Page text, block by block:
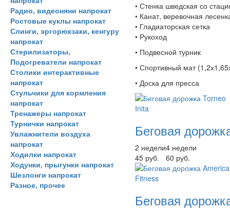
Радио, видеоняни напрокат
Ростовые куклы напрокат
Слинги, эргорюкзаки, кенгуру
напрокат
Стерилизаторы,
Подогреватели напрокат
Столики интерактивные
напрокат
Стульчики для кормления
напрокат
Тренажеры напрокат
Турнички напрокат
Увлажнители воздуха
напрокат
Ходилки напрокат
Ходунки, прыгунки напрокат
Шезлонги напрокат
Разное, прочее
• Стенка шведская со
• Канат, веревочная
• Гладиаторская сетка
• Рукоход
• Подвесной турник
• Спортивный мат
• Доска для пресса
Беговая
2 недели4 недели
45 руб.
60 руб.
Беговая